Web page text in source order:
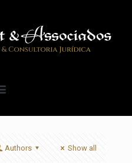
Authors Show all